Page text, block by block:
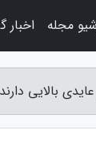
بالایی
مجله